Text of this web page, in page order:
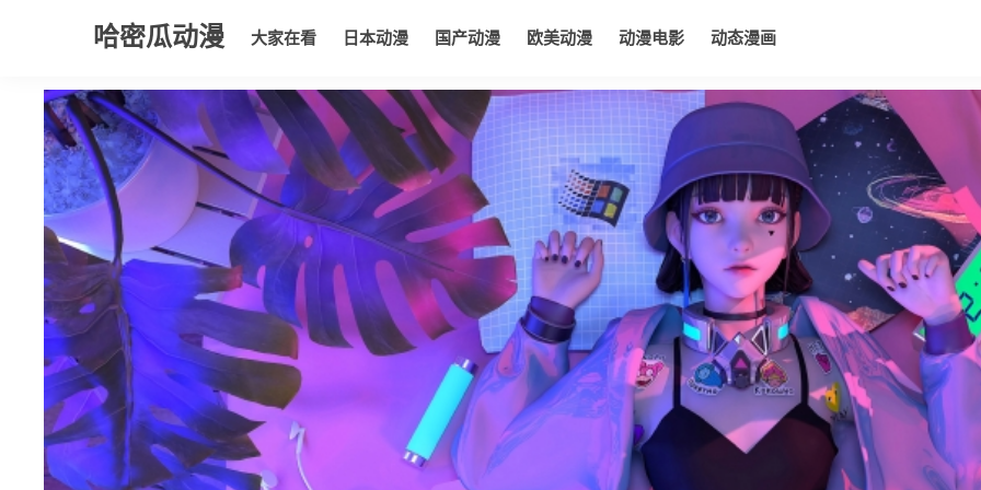
哈密瓜动漫 大家在看 日本动漫 国产动漫 欧美动漫 动漫电影 动态漫画
大家在看 日本动漫 国产动漫 欧美动漫 动漫电影 动态漫画